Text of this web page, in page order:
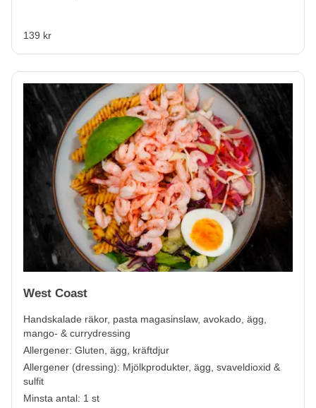
139 kr
West Coast
Handskalade räkor, pasta magasinslaw, avokado, ägg,
mango- & currydressing
Allergener: Gluten, ägg, kräftdjur
Allergener (dressing): Mjölkprodukter, ägg, svaveldioxid &
sulfit
Minsta antal: 1 st